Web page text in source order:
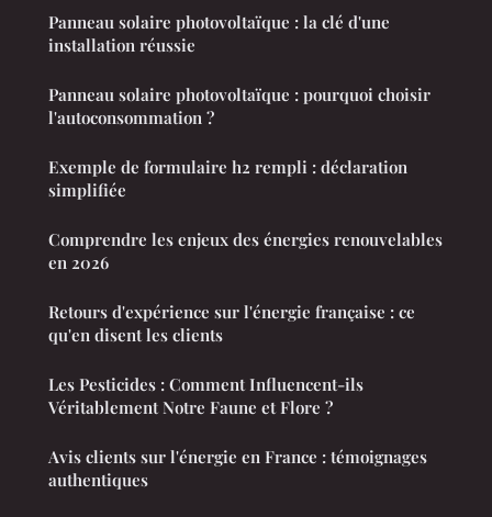
Panneau solaire photovoltaïque : la clé d'une
installation réussie
Panneau solaire photovoltaïque : pourquoi choisir
l'autoconsommation ?
Exemple de formulaire h2 rempli : déclaration
simplifiée
Comprendre les enjeux des énergies renouvelables
en 2026
Retours d'expérience sur l'énergie française : ce
qu'en disent les clients
Les Pesticides : Comment Influencent-ils
Véritablement Notre Faune et Flore ?
Avis clients sur l'énergie en France : témoignages
authentiques